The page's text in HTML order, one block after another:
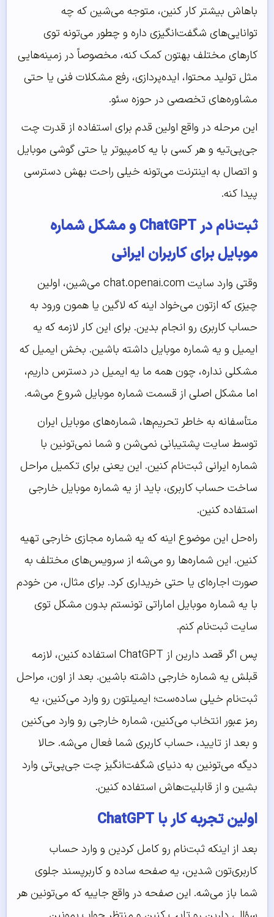
باهاش بیشتر کار کنین، متوجه می‌شین که چه
توانایی‌های شگفت‌انگیزی داره و چطور می‌تونه توی
کارهای مختلف بهتون کمک کنه، مخصوصاً در زمینه‌هایی
مثل تولید محتوا، ایده‌پردازی، رفع مشکلات فنی یا حتی
مشاوره‌های تخصصی در حوزه سئو.
این مرحله در واقع اولین قدم برای استفاده از قدرت چت
جی‌پی‌تیه و هر کسی با یه کامپیوتر یا حتی گوشی موبایل
و اتصال به اینترنت می‌تونه خیلی راحت بهش دسترسی
پیدا کنه.
ثبت‌نام در ChatGPT و مشکل شماره
موبایل برای کاربران ایرانی
وقتی وارد سایت chat.openai.com می‌شین، اولین
چیزی که ازتون می‌خواد اینه که لاگین یا همون ورود به
حساب کاربری رو انجام بدین. برای این کار لازمه که یه
ایمیل و یه شماره موبایل داشته باشین. بخش ایمیل که
مشکلی نداره، چون همه ما یه ایمیل در دسترس داریم،
اما مشکل اصلی از قسمت شماره موبایل شروع می‌شه.
متأسفانه به خاطر تحریم‌ها، شماره‌های موبایل ایران
توسط سایت پشتیبانی نمی‌شن و شما نمی‌تونین با
شماره ایرانی ثبت‌نام کنین. این یعنی برای تکمیل مراحل
ساخت حساب کاربری، باید از یه شماره موبایل خارجی
استفاده کنین.
راه‌حل این موضوع اینه که یه شماره مجازی خارجی تهیه
کنین. این شماره‌ها رو می‌شه از سرویس‌های مختلف به
صورت اجاره‌ای یا حتی خریداری کرد. برای مثال، من خودم
با یه شماره موبایل اماراتی تونستم بدون مشکل توی
سایت ثبت‌نام کنم.
پس اگر قصد دارین از ChatGPT استفاده کنین، لازمه
قبلش یه شماره خارجی داشته باشین. بعد از اون، مراحل
ثبت‌نام خیلی ساده‌ست؛ ایمیلتون رو وارد می‌کنین، یه
رمز عبور انتخاب می‌کنین، شماره خارجی رو وارد می‌کنین
و بعد از تایید، حساب کاربری شما فعال می‌شه. حالا
دیگه می‌تونین به دنیای شگفت‌انگیز چت جی‌پی‌تی وارد
بشین و از قابلیت‌هاش استفاده کنین.
اولین تجربه کار با ChatGPT
بعد از اینکه ثبت‌نام رو کامل کردین و وارد حساب
کاربری‌تون شدین، یه صفحه ساده و کاربرپسند جلوی
شما باز می‌شه. این صفحه در واقع جاییه که می‌تونین هر